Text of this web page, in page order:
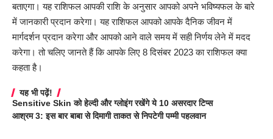
बताएगा। यह राशिफल आपकी राशि के अनुसार आपको अपने भविष्यफल के बारे
में जानकारी प्रदान करेगा। यह राशिफल आपको आपके दैनिक जीवन में
मार्गदर्शन प्रदान करेगा और आपको आने वाले समय में सही निर्णय लेने में मदद
करेगा। तो चलिए जानते हैं कि आपके लिए 8 दिसंबर 2023 का राशिफल क्या
कहता है।
यह भी पढ़ें!
Sensitive Skin को हेल्दी और ग्लोइंग रखेंगे ये 10 असरदार टिप्स
आश्रम 3: इस बार बाबा से दिमागी ताकत से निपटेगी पम्मी पहलवान